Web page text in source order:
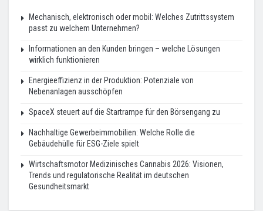
Mechanisch, elektronisch oder mobil: Welches Zutrittssystem
passt zu welchem Unternehmen?
Informationen an den Kunden bringen – welche Lösungen
wirklich funktionieren
Energieeffizienz in der Produktion: Potenziale von
Nebenanlagen ausschöpfen
SpaceX steuert auf die Startrampe für den Börsengang zu
Nachhaltige Gewerbeimmobilien: Welche Rolle die
Gebäudehülle für ESG-Ziele spielt
Wirtschaftsmotor Medizinisches Cannabis 2026: Visionen,
Trends und regulatorische Realität im deutschen
Gesundheitsmarkt